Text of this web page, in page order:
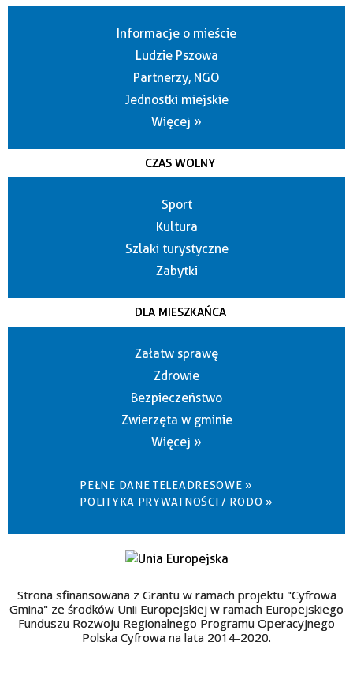
Informacje o mieście
Ludzie Pszowa
Partnerzy, NGO
Jednostki miejskie
Więcej »
CZAS WOLNY
Sport
Kultura
Szlaki turystyczne
Zabytki
DLA MIESZKAŃCA
Załatw sprawę
Zdrowie
Bezpieczeństwo
Zwierzęta w gminie
Więcej »
PEŁNE DANE TELEADRESOWE »
POLITYKA PRYWATNOŚCI / RODO »
Strona sfinansowana z Grantu w ramach projektu "Cyfrowa
Gmina" ze środków Unii Europejskiej w ramach Europejskiego
Funduszu Rozwoju Regionalnego Programu Operacyjnego
Polska Cyfrowa na lata 2014-2020.